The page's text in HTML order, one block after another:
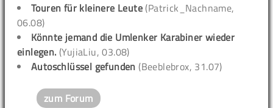
Touren für kleinere Leute (Patrick_Nachname,
06.08)
Könnte jemand die Umlenker Karabiner wieder
einlegen. (YujiaLiu, 03.08)
Autoschlüssel gefunden (Beeblebrox, 31.07)
zum Forum